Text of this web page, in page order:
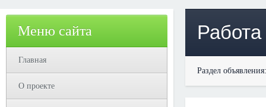
Меню сайта
Главная
О проекте
Работа
Раздел